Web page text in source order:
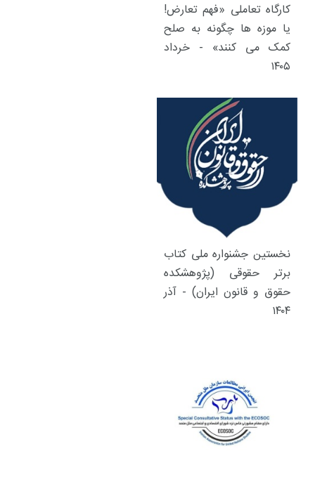
کارگاه تعاملی «فهم تعارض!
یا موزه ها چگونه به صلح
کمک می کنند» - خرداد
۱۴۰۵
نخستین جشنواره ملی کتاب
برتر حقوقی (پژوهشکده
حقوق و قانون ایران) - آذر
۱۴۰۴